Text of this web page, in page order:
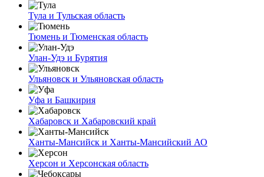
Тула и Тульская область
Тюмень и Тюменская область
Улан-Удэ и Бурятия
Ульяновск и Ульяновская область
Уфа и Башкирия
Хабаровск и Хабаровский край
Ханты-Мансийск и Ханты-Мансийский АО
Херсон и Херсонская область